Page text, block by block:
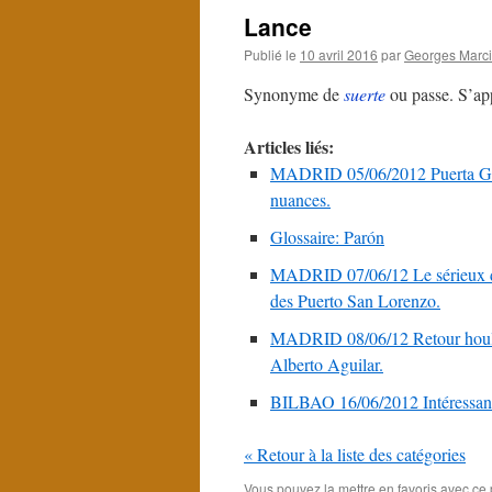
Lance
Publié le 10 avril 2016 parGeorges
Synonyme desuerteou passe.
Articles liés:
MADRID 05/06/2012 Puerta
nuances.
Glossaire: Parón
MADRID 07/06/12 Le sérieux
des Puerto San Lorenzo.
MADRID 08/06/12 Retour
Alberto Aguilar.
BILBAO 16/06/2012
« Retour à la liste des catégories
Vous pouvez la mettre en favoris avecce